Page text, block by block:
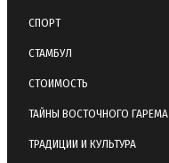
СПОРТ
СТАМБУЛ
СТОИМОСТЬ
ТАЙНЫ ВОСТОЧНОГО ГАРЕМА
ТРАДИЦИИ И КУЛЬТУРА